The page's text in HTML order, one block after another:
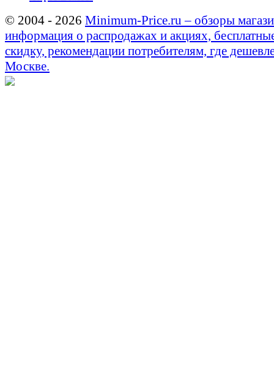
© 2004 - 2026 Minimum-Price.ru – обзоры
информация о распродажах и акциях,
скидку, рекомендации потребителям, где
Москве.